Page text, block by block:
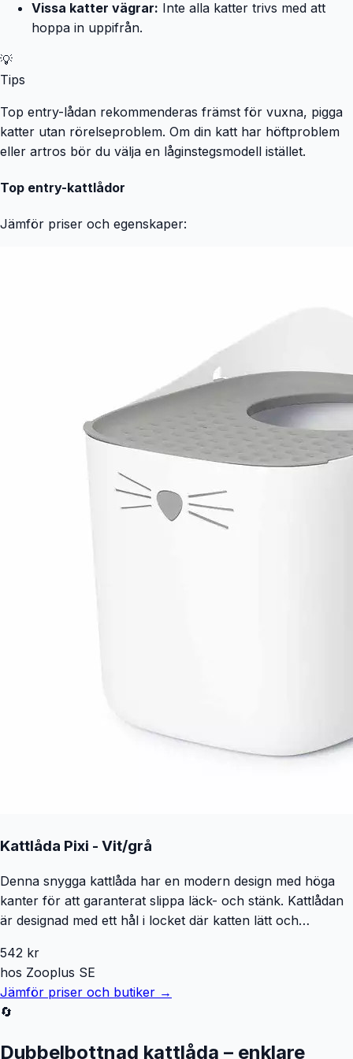
stunder som din älskling får uppleva, oavsett om det är
leksaken som den konstant gnager på, klösträdet som den
rullar ihop sig och tillbringar en hel del timmar. TIAKI ska
vara det varumärke som står vid er sida i alla livets
situationer: både i de vackra, skinande stunderna som ger
glädje åt er båda, och även i de stunder som är håriga,
klösta eller söndertuggade. Det är där vi vill vara. TIAKI.
Vissa katter vägrar: Inte alla katter trivs med att
hoppa in uppifrån.
💡
Tips
Top entry-lådan rekommenderas främst för vuxna, pigga
katter utan rörelseproblem. Om din katt har höftproblem
eller artros bör du välja en låginstegsmodell istället.
Top entry-kattlådor
Jämför priser och egenskaper:
Kattlåda Pixi - Vit/grå
Denna snygga kattlåda har en modern design med höga
kanter för att garanterat slippa läck- och stänk. Kattlådan
är designad med ett hål i locket där katten lätt och
på locket är utrustat med anti-glid och kan lätt fånga upp
eventuell kattsand som fastnat på kattens tass under
besöket. Trots sin kompakta utsida är den rymlig och lätt
för katten att besöka. Kattlådan är även designad för att
542 kr
hos Zooplus SE
Jämför priser och butiker →
🔄
Dubbelbottnad kattlåda – enklare